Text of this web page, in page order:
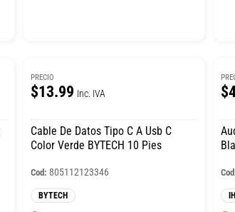
PRECIO
$13.99 Inc. IVA
Cable De Datos Tipo C A Usb C
Color Verde BYTECH 10 Pies
Cod: 805112123346
BYTECH